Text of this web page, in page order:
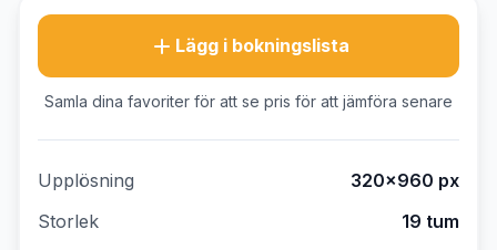
Lägg i bokningslista
Samla dina favoriter för att se pris för att jämföra senare
Upplösning 320×960 px
Storlek
19 tum